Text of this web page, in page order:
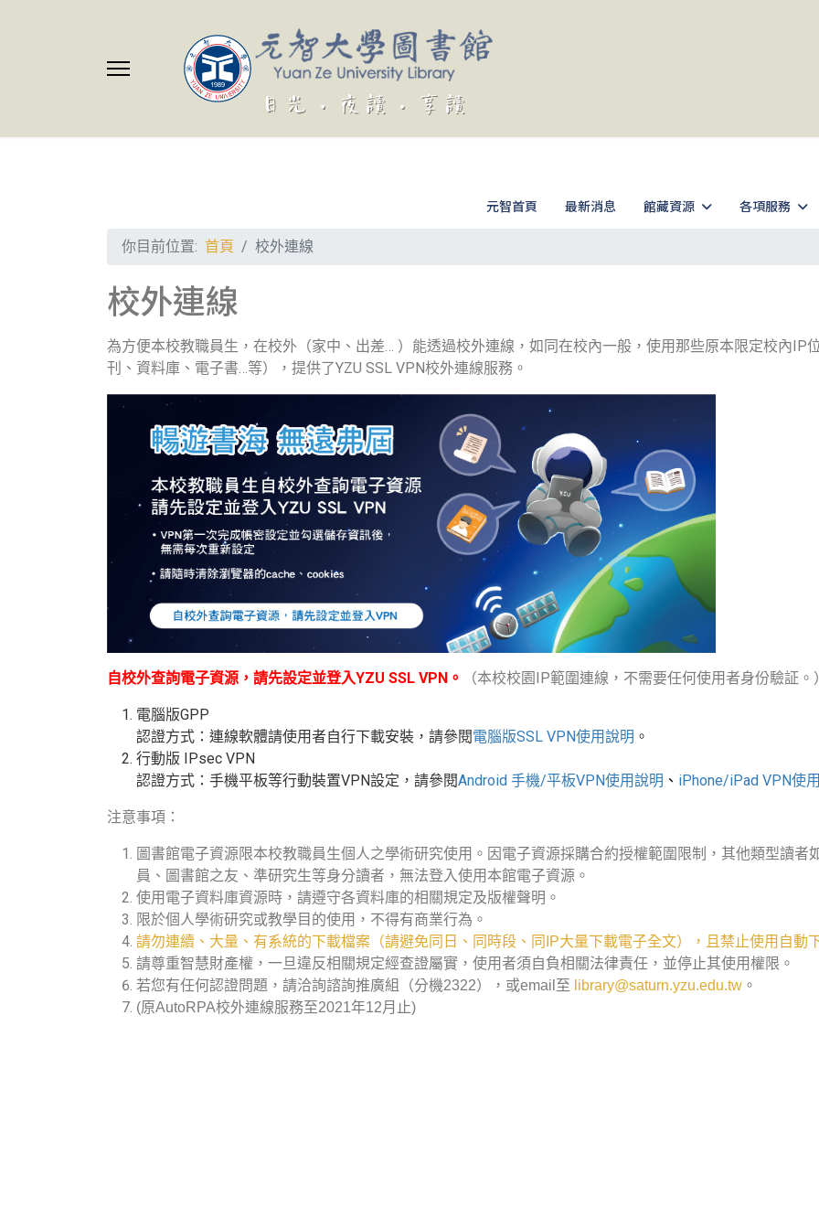
元智首頁 最新消息 館藏資源 各項服務
你目前位置: 首頁 校外連線
校外連線
為方便本校教職員生，在校外（家中、出差… ）能透過校外連線，如同在校內一般，使用那些原本限定校內IP
刊、資料庫、電子書…等），提供了YZU SSL VPN校外連線服務。
自校外查詢電子資源，請先設定並登入YZU SSL VPN。 （本校校園IP範圍連線，不需要任何使用者身份驗証。）
電腦版GPP
認證方式：連線軟體請使用者自行下載安裝，請參閱電腦版SSL VPN使用說明 。
行動版 IPsec VPN
認證方式：手機平板等行動裝置VPN設定 ，請參閱Android 手機/平板VPN使用說明 、 iPhone/iPad VPN使
注意事項：
圖書館電子資源限本校教職員生個人之學術研究使用。因電子資源採購合約授權範圍限制，其他類型讀者
員、圖書館之友、準研究生等身分讀者，無法登入使用本館電子資源。
使用電子資料庫資源時，請遵守各資料庫的相關規定及版權聲明。
限於個人學術研究或教學目的使用，不得有商業行為。
請勿連續、大量、有系統的下載檔案（請避免同日、同時段、同IP大量下載電子全文），且禁止使用自動
請尊重智慧財產權，一旦違反相關規定經查證屬實，使用者須自負相關法律責任，並停止其使用權限。
若您有任何認證問題，請洽詢諮詢推廣組（分機2322），或email至 library@saturn.yzu.edu.tw 。
(原AutoRPA校外連線服務至2021年12月止)